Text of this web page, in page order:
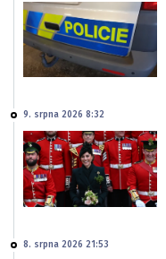
9. srpna 2026 8:32
8. srpna 2026 21:53